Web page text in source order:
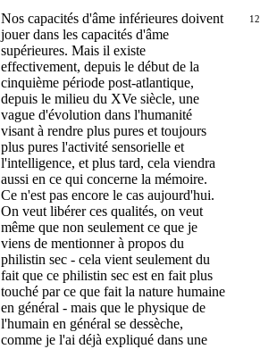
Nos capacités d'âme inférieures doivent
jouer dans les capacités d'âme
supérieures. Mais il existe
effectivement, depuis le début de la
cinquième période post-atlantique,
depuis le milieu du XVe siècle, une
vague d'évolution dans l'humanité
visant à rendre plus pures et toujours
plus pures l'activité sensorielle et
l'intelligence, et plus tard, cela viendra
aussi en ce qui concerne la mémoire.
Ce n'est pas encore le cas aujourd'hui.
On veut libérer ces qualités, on veut
même que non seulement ce que je
viens de mentionner à propos du
philistin sec - cela vient seulement du
fait que ce philistin sec est en fait plus
touché par ce que fait la nature humaine
en général - mais que le physique de
l'humain en général se dessèche,
comme je l'ai déjà expliqué dans une
12